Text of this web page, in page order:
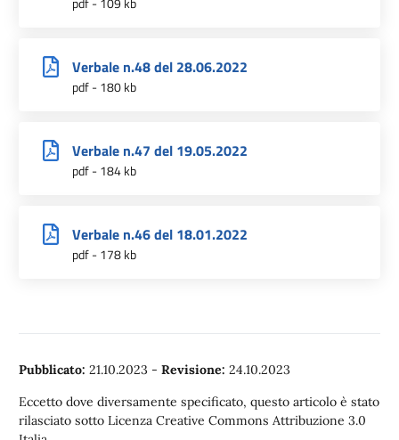
Verbale n.48 del 28.06.2022
pdf - 180 kb
Verbale n.47 del 19.05.2022
pdf - 184 kb
Verbale n.46 del 18.01.2022
pdf - 178 kb
Pubblicato: 21.10.2023 - Revisione: 24.10.2023
Eccetto dove diversamente specificato, questo articolo è stato
rilasciato sotto Licenza Creative Commons Attribuzione 3.0